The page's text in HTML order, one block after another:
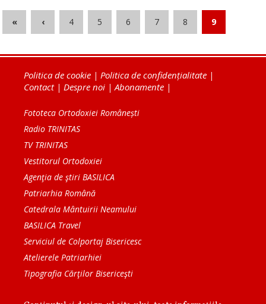
« ‹ 4 5 6 7 8 9
Politica de cookie | Politica de confidențialitate |
Contact| Despre noi | Abonamente |
Fototeca Ortodoxiei Românești
Radio TRINITAS
TV TRINITAS
Vestitorul Ortodoxiei
Agenţia de ştiri BASILICA
Patriarhia Română
Catedrala Mântuirii Neamului
BASILICA Travel
Serviciul de Colportaj Bisericesc
Atelierele Patriarhiei
Tipografia Cărţilor Bisericeşti